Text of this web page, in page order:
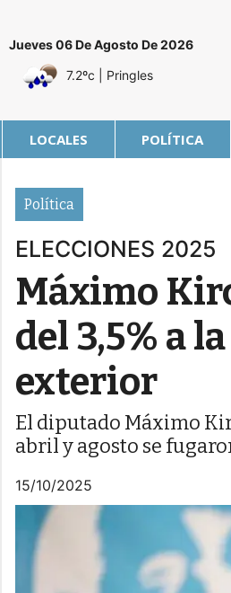
Jueves 06 De Agosto De 2026
7.2ºc
| Pringles
LOCALES POLÍTICA
Política
ELECCIONES 2025
Máximo
del 3,5% a
exterior
El diputado Máximo
abril y agosto se
15/10/2025